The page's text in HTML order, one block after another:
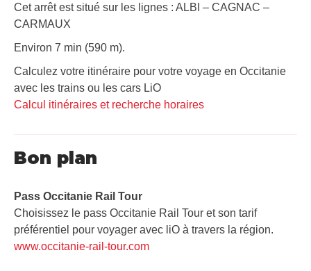
Cet arrêt est situé sur les lignes : ALBI – CAGNAC –
CARMAUX
Environ 7 min (590 m).
Calculez votre itinéraire pour votre voyage en Occitanie
avec les trains ou les cars LiO
Calcul itinéraires et recherche horaires
Bon plan
Pass Occitanie Rail Tour​
Choisissez le pass Occitanie Rail Tour et son tarif
préférentiel pour voyager avec liO à travers la région.
www.occitanie-rail-tour.com